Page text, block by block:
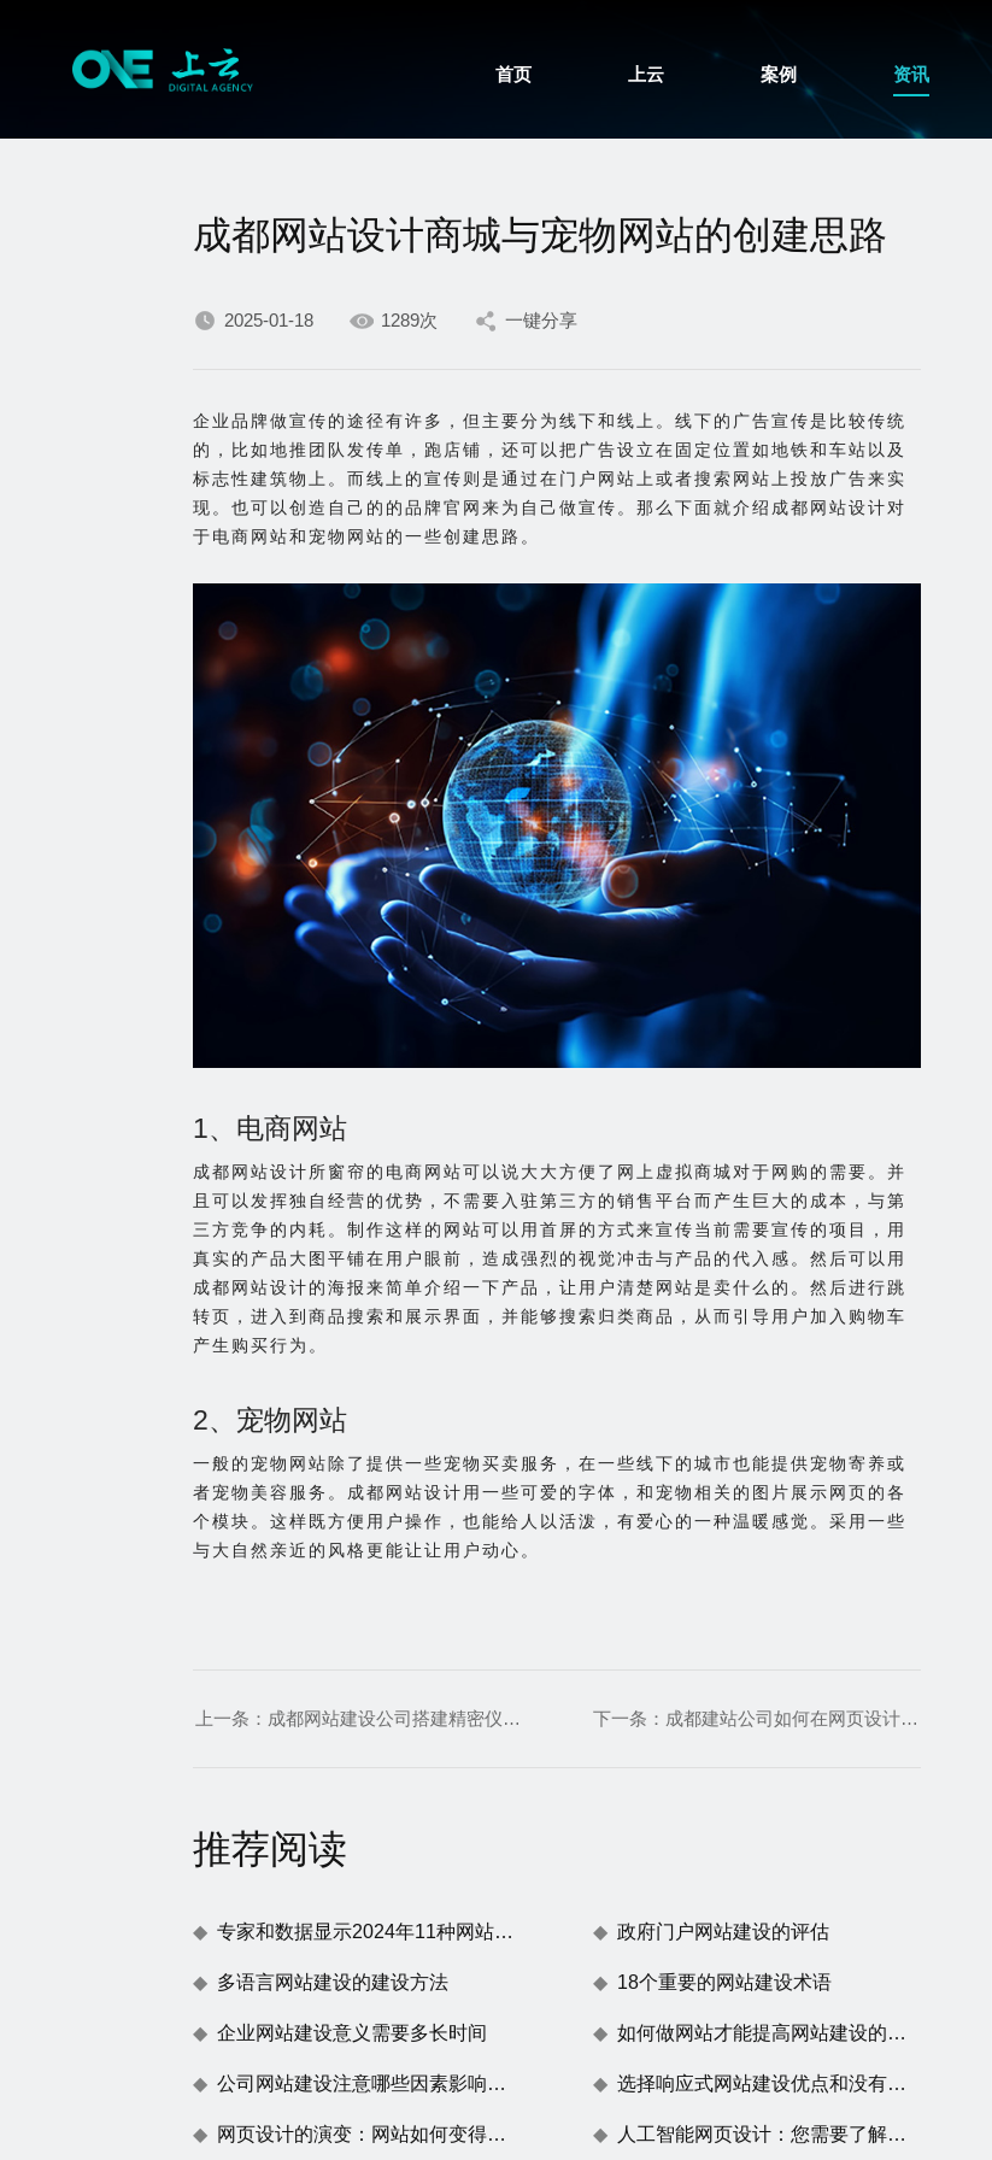
首页 上云 案例 资讯
成都网站设计商城与宠物网站的创建思路
2025-01-18 1289次 一键分享
企业品牌做宣传的途径有许多，但主要分为线下和线上。线下的广告宣传是比较传统
的，比如地推团队发传单，跑店铺，还可以把广告设立在固定位置如地铁和车站以及
标志性建筑物上。而线上的宣传则是通过在门户网站上或者搜索网站上投放广告来实
现。也可以创造自己的的品牌官网来为自己做宣传。那么下面就介绍成都网站设计对
于电商网站和宠物网站的一些创建思路。
1、电商网站
成都网站设计所窗帘的电商网站可以说大大方便了网上虚拟商城对于网购的需要。并
且可以发挥独自经营的优势，不需要入驻第三方的销售平台而产生巨大的成本，与第
三方竞争的内耗。制作这样的网站可以用首屏的方式来宣传当前需要宣传的项目，用
真实的产品大图平铺在用户眼前，造成强烈的视觉冲击与产品的代入感。然后可以用
成都网站设计的海报来简单介绍一下产品，让用户清楚网站是卖什么的。然后进行跳
转页，进入到商品搜索和展示界面，并能够搜索归类商品，从而引导用户加入购物车
产生购买行为。
2、宠物网站
一般的宠物网站除了提供一些宠物买卖服务，在一些线下的城市也能提供宠物寄养或
者宠物美容服务。成都网站设计用一些可爱的字体，和宠物相关的图片展示网页的各
个模块。这样既方便用户操作，也能给人以活泼，有爱心的一种温暖感觉。采用一些
与大自然亲近的风格更能让让用户动心。
上一条： 成都网站建设公司搭建精密仪器公司官网都需要注意哪些 下一条： 成都建站公司如何在网页设计中脱颖而出
推荐阅读
专家和数据显示2024年11种网站建设趋势 政府门户网站建设的评估
多语言网站建设的建设方法 18个重要的网站建设术语
企业网站建设意义需要多长时间 如何做网站才能提高网站建设的用户体验度
公司网站建设注意哪些因素影响百度蜘蛛抓取 选择响应式网站建设优点和没有任何效果原因
网页设计的演变：网站如何变得不仅仅是一张漂亮的脸蛋 人工智能网页设计：您需要了解的一切